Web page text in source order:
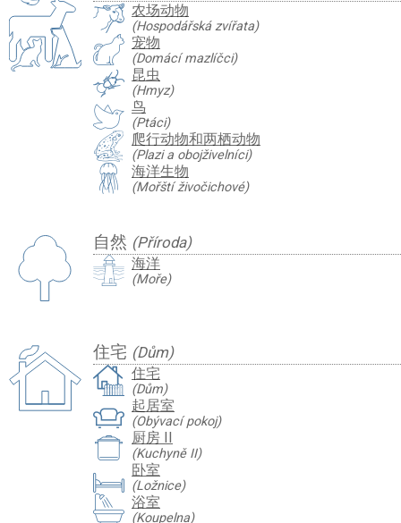
农场动物
(Hospodářská zvířata)
宠物
(Domácí mazlíčci)
昆虫
(Hmyz)
鸟
(Ptáci)
爬行动物和两栖动物
(Plazi a obojživelníci)
海洋生物
(Mořští živočichové)
自然 (Příroda)
海洋
(Moře)
住宅 (Dům)
住宅
(Dům)
起居室
(Obývací pokoj)
厨房 II
(Kuchyně II)
卧室
(Ložnice)
浴室
(Koupelna)